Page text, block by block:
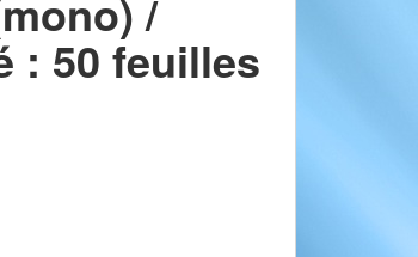
/
: 50 feuilles